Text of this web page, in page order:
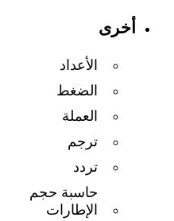
أخرى
الأعداد
الضغط
العملة
ترجم
تردد
حاسبة حجم
الإطارات